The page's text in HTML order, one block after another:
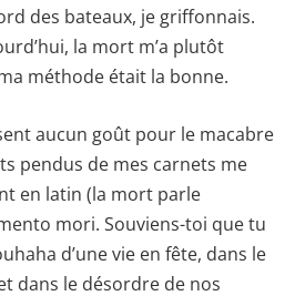
des bateaux, je griffonnais.
la mort m’a plutôt
méthode était la bonne.
aucun goût pour le macabre
pendus de mes carnets me
en latin (la mort parle
mori. Souviens-toi que tu
d’une vie en fête, dans le
dans le désordre de nos